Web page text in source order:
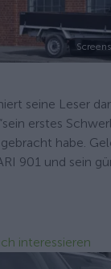
seine Leser
erstes
habe.
901 und sein
interessieren